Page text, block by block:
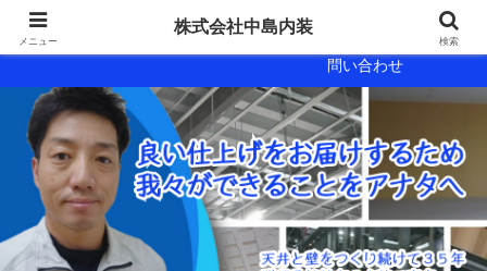
問い合わせ
メニュー
株式会社中島内装
検索